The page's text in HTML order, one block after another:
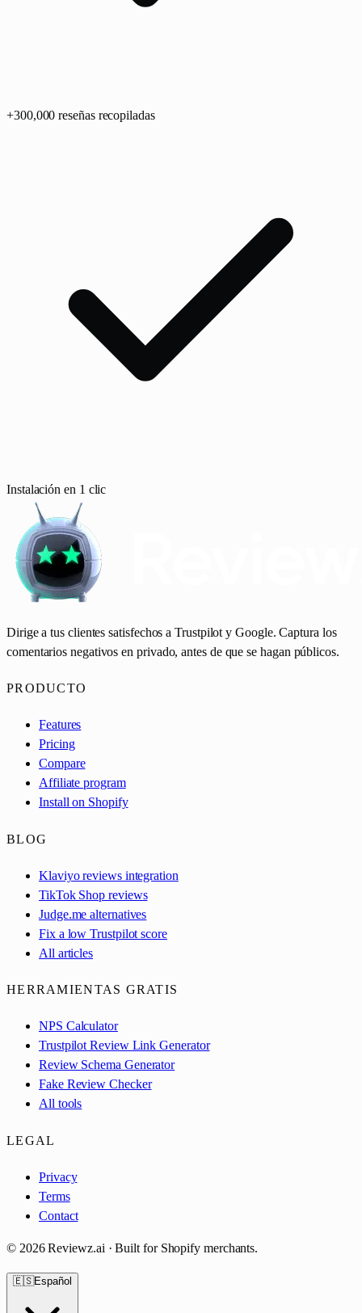
+300,000 reseñas recopiladas
Instalación en 1 clic
Dirige a tus clientes satisfechos a Trustpilot y Google. Captura los
comentarios negativos en privado, antes de que se hagan públicos.
PRODUCTO
Features
Pricing
Compare
Affiliate program
Install on Shopify
BLOG
Klaviyo reviews integration
TikTok Shop reviews
Judge.me alternatives
Fix a low Trustpilot score
All articles
HERRAMIENTAS GRATIS
NPS Calculator
Trustpilot Review Link Generator
Review Schema Generator
Fake Review Checker
All tools
LEGAL
Privacy
Terms
Contact
© 2026Reviewz.ai · Built for Shopify merchants.
🇪🇸Español